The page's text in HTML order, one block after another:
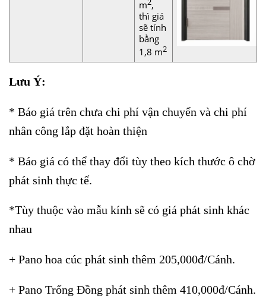
m2,
thì giá
sẽ tính
bằng
1,8 m2
Lưu Ý:
* Báo giá trên chưa chi phí vận chuyển và chi phí
nhân công lắp đặt hoàn thiện
* Báo giá có thể thay đổi tùy theo kích thước ô chờ
phát sinh thực tế.
*Tùy thuộc vào mẫu kính sẽ có giá phát sinh khác
nhau
+ Pano hoa cúc phát sinh thêm 205,000đ/Cánh.
+ Pano Trống Đồng phát sinh thêm 410,000đ/Cánh.